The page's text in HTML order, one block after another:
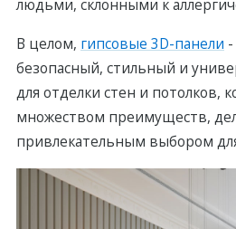
людьми, склонными к
В целом, гипсовые 3D-панели
бeзопасный, стильный и
для отделки стен и потолков,
множеством преимуществ,
привлeкательным выбoром